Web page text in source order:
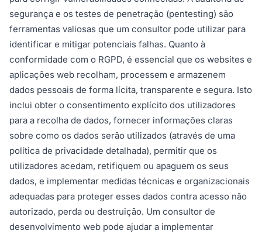
segurança e os testes de penetração (pentesting) são
ferramentas valiosas que um consultor pode utilizar para
identificar e mitigar potenciais falhas. Quanto à
conformidade com o RGPD, é essencial que os websites e
aplicações web recolham, processem e armazenem
dados pessoais de forma lícita, transparente e segura. Isto
inclui obter o consentimento explícito dos utilizadores
para a recolha de dados, fornecer informações claras
sobre como os dados serão utilizados (através de uma
política de privacidade detalhada), permitir que os
utilizadores acedam, retifiquem ou apaguem os seus
dados, e implementar medidas técnicas e organizacionais
adequadas para proteger esses dados contra acesso não
autorizado, perda ou destruição. Um consultor de
desenvolvimento web pode ajudar a implementar